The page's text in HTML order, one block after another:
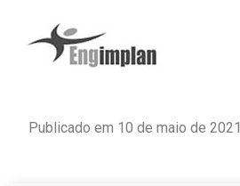
Publicado em 10 de maio de 2021